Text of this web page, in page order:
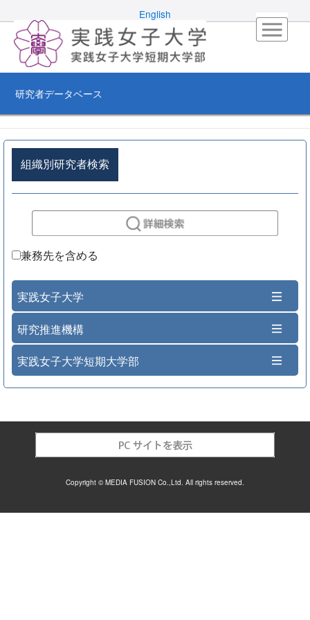
English
研究者データベース
組織別研究者検索
兼務先を含める
実践女子大学
研究推進機構
実践女子大学短期大学部
Copyright © MEDIA FUSION Co.,Ltd. All rights reserved.